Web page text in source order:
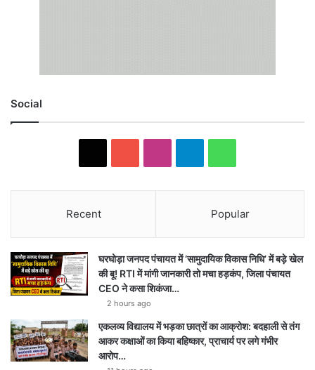
Social
Recent Popular
घरघोड़ा जनपद पंचायत में ‘सामुदायिक विकास निधि’ में बड़े खेल
की बू! RTI में मांगी जानकारी तो मचा हड़कंप, जिला पंचायत
CEO ने कसा शिकंजा…
2 hours ago
एकलव्य विद्यालय में भड़का छात्रों का आक्रोश: बदहाली से तंग
आकर कक्षाओं का किया बहिष्कार, प्राचार्य पर लगे गंभीर
आरोप…